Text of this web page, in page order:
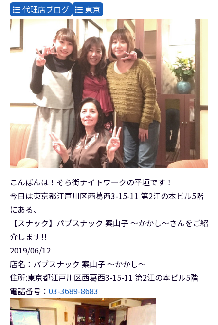
代理店ブログ
東京
こんばんは！そら街ナイトワークの平垣です！
今日は東京都江戸川区西葛西3-15-11 第2江の本ビル5階
にある、
【スナック】パブスナック 案山子 ～かかし～さんをご紹
介します!!
2019/06/12
店名：パブスナック 案山子 ～かかし～
住所:東京都江戸川区西葛西3-15-11 第2江の本ビル5階
電話番号： 03-3689-8683